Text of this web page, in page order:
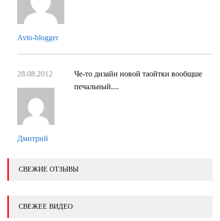
Avto-blogger
28.08.2012
Дмитрий
Че-то дизайн новой таойтки вообщше
печальный....
СВЕЖИЕ ОТЗЫВЫ
СВЕЖЕЕ ВИДЕО